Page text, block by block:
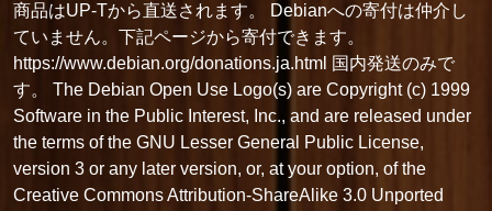
商品はUP-Tから直送されます。 Debianへの寄付は仲介し
ていません。下記ページから寄付できます。
https://www.debian.org/donations.ja.html 国内発送のみで
す。 The Debian Open Use Logo(s) are Copyright (c) 1999
Software in the Public Interest, Inc., and are released under
the terms of the GNU Lesser General Public License,
version 3 or any later version, or, at your option, of the
Creative Commons Attribution-ShareAlike 3.0 Unported